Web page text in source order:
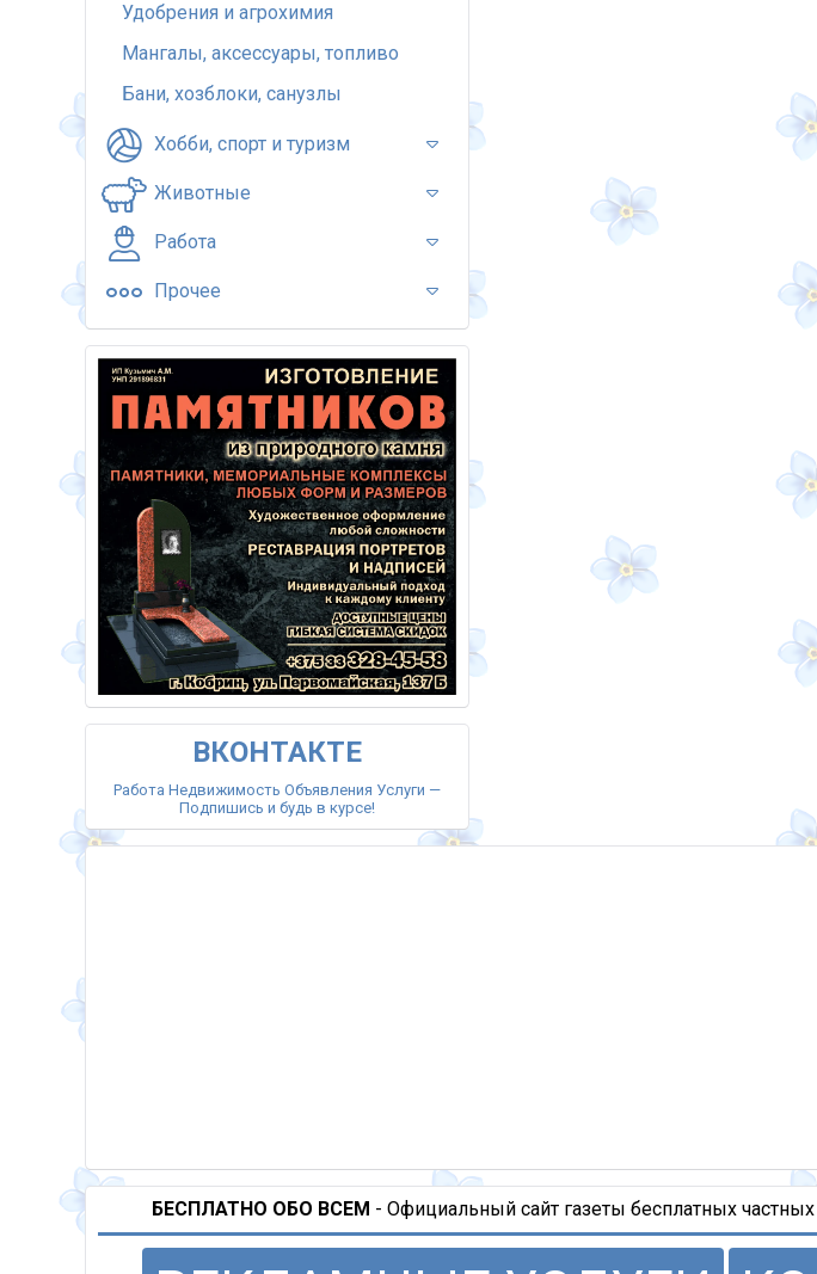
Удобрения и агрохимия
Мангалы, аксессуары, топливо
Бани, хозблоки, санузлы
Хобби, спорт и туризм
Животные
Работа
Прочее
ВКОНТАКТЕ
Работа Недвижимость Объявления Услуги —
Подпишись и будь в курсе!
БЕСПЛАТНО ОБО ВСЕМ - Официальный сайт газеты бесплатных